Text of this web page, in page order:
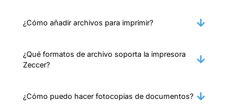
¿Cómo añadir archivos para imprimir?
¿Qué formatos de archivo soporta la impresora
Zeccer?
¿Cómo puedo hacer fotocopias de documentos?